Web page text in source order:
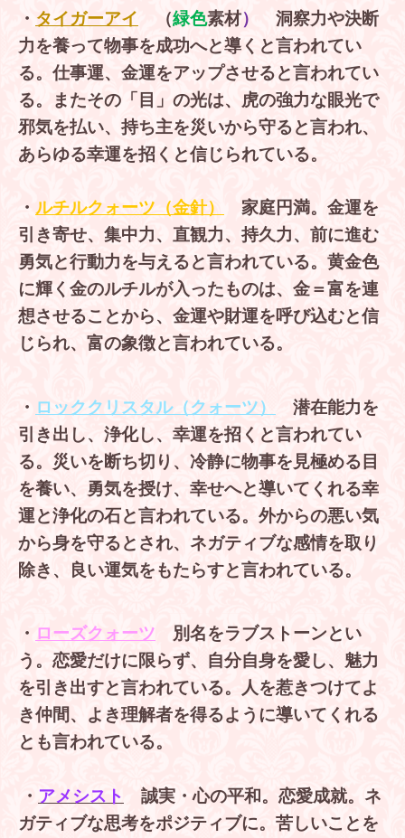
・ タイガーアイ （緑色素材）
洞察力や決断
力を養って物事を成功へと導くと言われてい
る。仕事運、金運をアップさせると言われてい
る。またその「目」の光は、虎の強力な眼光で
邪気を払い、持ち主を災いから守ると言われ、
あらゆる幸運を招くと信じられている。
・ ルチルクォーツ（金針）
家庭円満。金運を
引き寄せ、集中力、直観力、持久力、前に進む
勇気と行動力を与えると言われている。黄金色
に輝く金のルチルが入ったものは、金＝富を連
想させることから、金運や財運を呼び込むと信
じられ、富の象徴と言われている。
・ ロッククリスタル（クォーツ）
潜在能力を
引き出し、浄化し、幸運を招くと言われてい
る。災いを断ち切り、冷静に物事を見極める目
を養い、勇気を授け、幸せへと導いてくれる幸
運と浄化の石と言われている。外からの悪い気
から身を守るとされ、ネガティブな感情を取り
除き、良い運気をもたらすと言われている。
・ ローズクォーツ 別名をラブストーンとい
う。恋愛だけに限らず、自分自身を愛し、魅力
を引き出すと言われている。人を惹きつけてよ
き仲間、よき理解者を得るように導いてくれる
とも言われている。
・ アメシスト
誠実・心の平和。恋愛成就。ネ
ガティブな思考をポジティブに。苦しいことを